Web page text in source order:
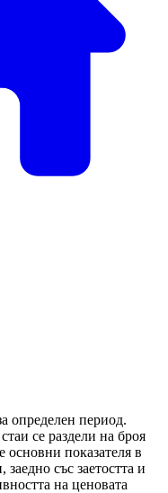
определен период.
се раздели на броя
основни показателя в
със заетостта и
на ценовата